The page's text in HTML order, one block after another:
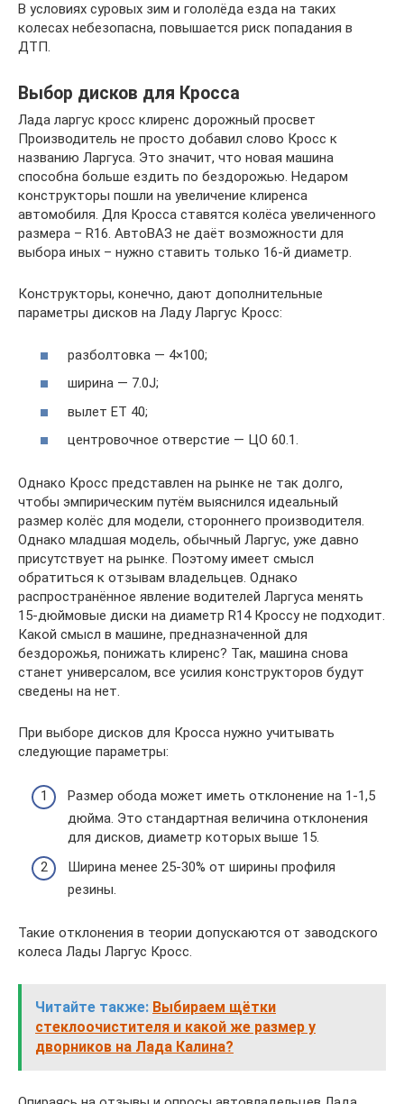
В условиях суровых зим и гололёда езда на таких
колесах небезопасна, повышается риск попадания в
ДТП.
Выбор дисков для Кросса
Лада ларгус кросс клиренс дорожный просвет
Производитель не просто добавил слово Кросс к
названию Ларгуса. Это значит, что новая машина
способна больше ездить по бездорожью. Недаром
конструкторы пошли на увеличение клиренса
автомобиля. Для Кросса ставятся колёса увеличенного
размера – R16. АвтоВАЗ не даёт возможности для
выбора иных – нужно ставить только 16-й диаметр.
Конструкторы, конечно, дают дополнительные
параметры дисков на Ладу Ларгус Кросс:
разболтовка — 4×100;
ширина — 7.0J;
вылет ET 40;
центровочное отверстие — ЦО 60.1.
Однако Кросс представлен на рынке не так долго,
чтобы эмпирическим путём выяснился идеальный
размер колёс для модели, стороннего производителя.
Однако младшая модель, обычный Ларгус, уже давно
присутствует на рынке. Поэтому имеет смысл
обратиться к отзывам владельцев. Однако
распространённое явление водителей Ларгуса менять
15-дюймовые диски на диаметр R14 Кроссу не подходит.
Какой смысл в машине, предназначенной для
бездорожья, понижать клиренс? Так, машина снова
станет универсалом, все усилия конструкторов будут
сведены на нет.
При выборе дисков для Кросса нужно учитывать
следующие параметры:
Размер обода может иметь отклонение на 1-1,5
дюйма. Это стандартная величина отклонения
для дисков, диаметр которых выше 15.
Ширина менее 25-30% от ширины профиля
резины.
Такие отклонения в теории допускаются от заводского
колеса Лады Ларгус Кросс.
Читайте также: Выбираем щётки
стеклоочистителя и какой же размер у
дворников на Лада Калина?